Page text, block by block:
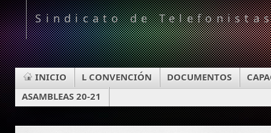
Sindicato de
INICIO L CONVENCIÓN DOCUMENTOS
ASAMBLEAS 20-21